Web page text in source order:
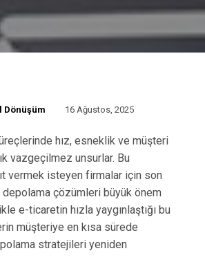
Dönüşüm 16 Ağustos, 2025
hız, esneklik ve müşteri
vazgeçilmez unsurlar. Bu
vermek isteyen firmalar için son
çözümleri büyük önem
e-ticaretin hızla yaygınlaştığı bu
müşteriye en kısa sürede
stratejileri yeniden